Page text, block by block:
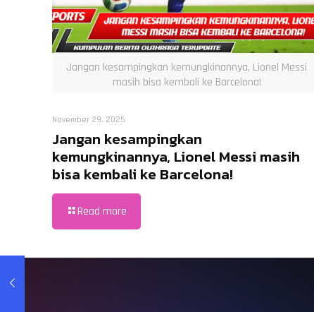
Jangan kesampingkan kemungkinannya, Lionel Messi
masih bisa kembali ke Barcelona!
November 29, 2025
Jangan kesampingkan
kemungkinannya, Lionel Messi masih
bisa kembali ke Barcelona!
Read more